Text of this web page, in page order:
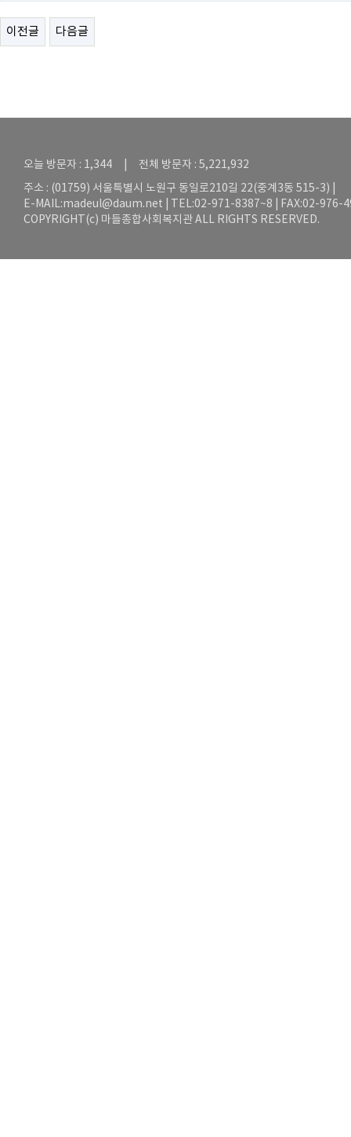
이전글 다음글
오늘 방문자 : 1,344 | 전체 방문자 : 5,221,932
주소 : (01759) 서울특별시 노원구 동일로210길 22(중계3동 515-3) |
E-MAIL:madeul@daum.net | TEL:02-971-8387~8 | FAX:02-976-
COPYRIGHT(c) 마들종합사회복지관 ALL RIGHTS RESERVED.